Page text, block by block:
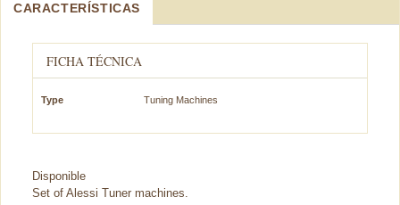
CARACTERÍSTICAS
FICHA TÉCNICA
Type Tuning Machines
Disponible
Set of Alessi Tuner machines.